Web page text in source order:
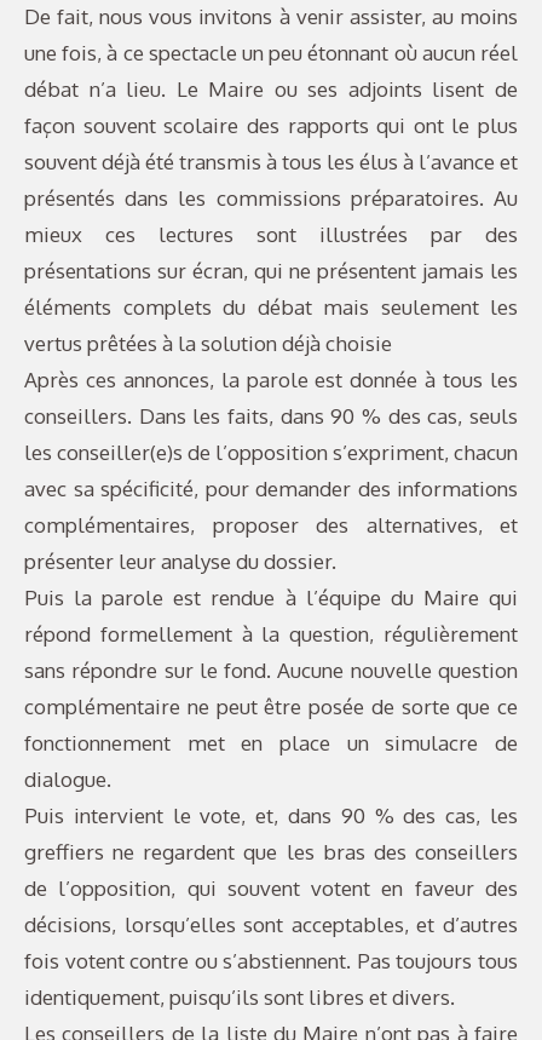
De fait, nous vous invitons à venir assister, au moins
une fois, à ce spectacle un peu étonnant où aucun réel
débat n’a lieu. Le Maire ou ses adjoints lisent de
façon souvent scolaire des rapports qui ont le plus
souvent déjà été transmis à tous les élus à l’avance et
présentés dans les commissions préparatoires. Au
mieux ces lectures sont illustrées par des
présentations sur écran, qui ne présentent jamais les
éléments complets du débat mais seulement les
vertus prêtées à la solution déjà choisie
Après ces annonces, la parole est donnée à tous les
conseillers. Dans les faits, dans 90 % des cas, seuls
les conseiller(e)s de l’opposition s’expriment, chacun
avec sa spécificité, pour demander des informations
complémentaires, proposer des alternatives, et
présenter leur analyse du dossier.
Puis la parole est rendue à l’équipe du Maire qui
répond formellement à la question, régulièrement
sans répondre sur le fond. Aucune nouvelle question
complémentaire ne peut être posée de sorte que ce
fonctionnement met en place un simulacre de
dialogue.
Puis intervient le vote, et, dans 90 % des cas, les
greffiers ne regardent que les bras des conseillers
de l’opposition, qui souvent votent en faveur des
décisions, lorsqu’elles sont acceptables, et d’autres
fois votent contre ou s’abstiennent. Pas toujours tous
identiquement, puisqu’ils sont libres et divers.
Les conseillers de la liste du Maire n’ont pas à faire